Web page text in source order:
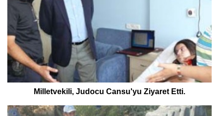
Milletvekili, Judocu Cansu'yu Ziyaret Etti.